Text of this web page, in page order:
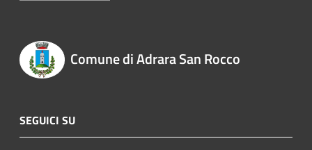
Comune di Adrara San Rocco
SEGUICI SU